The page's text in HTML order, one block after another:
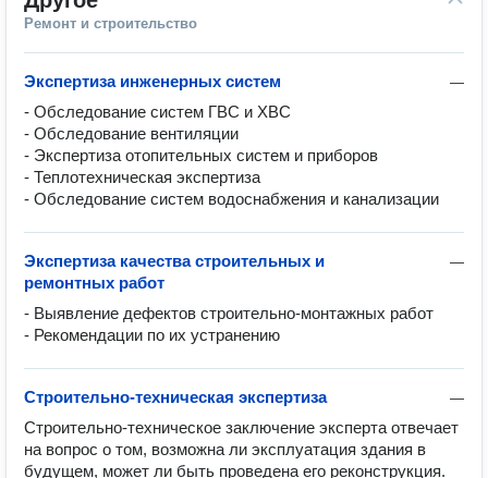
Ремонт и строительство
—
Экспертиза инженерных систем
- Обследование систем ГВС и ХВС
- Обследование вентиляции
- Экспертиза отопительных систем и приборов
- Теплотехническая экспертиза
- Обследование систем водоснабжения и канализации
—
Экспертиза качества строительных и
ремонтных работ
- Выявление дефектов строительно-монтажных работ
—
Строительно-техническая экспертиза
Строительно-техническое заключение эксперта отвечает
на вопрос о том, возможна ли эксплуатация здания в
будущем, может ли быть проведена его реконструкция.